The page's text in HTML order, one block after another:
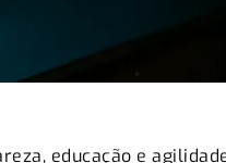
educação e